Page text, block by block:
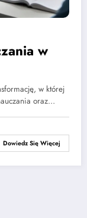
w
w której
oraz…
Dowiedz Się Więcej